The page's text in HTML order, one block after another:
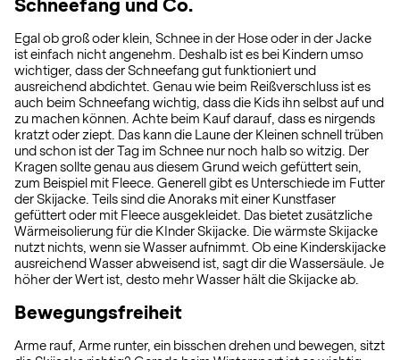
Schneefang und Co.
Egal ob groß oder klein, Schnee in der Hose oder in der Jacke
ist einfach nicht angenehm. Deshalb ist es bei Kindern umso
wichtiger, dass der Schneefang gut funktioniert und
ausreichend abdichtet. Genau wie beim Reißverschluss ist es
auch beim Schneefang wichtig, dass die Kids ihn selbst auf und
zu machen können. Achte beim Kauf darauf, dass es nirgends
kratzt oder ziept. Das kann die Laune der Kleinen schnell trüben
und schon ist der Tag im Schnee nur noch halb so witzig. Der
Kragen sollte genau aus diesem Grund weich gefüttert sein,
zum Beispiel mit Fleece. Generell gibt es Unterschiede im Futter
der Skijacke. Teils sind die Anoraks mit einer Kunstfaser
gefüttert oder mit Fleece ausgekleidet. Das bietet zusätzliche
Wärmeisolierung für die KInder Skijacke. Die wärmste Skijacke
nutzt nichts, wenn sie Wasser aufnimmt. Ob eine Kinderskijacke
ausreichend Wasser abweisend ist, sagt dir die Wassersäule. Je
höher der Wert ist, desto mehr Wasser hält die Skijacke ab.
Bewegungsfreiheit
Arme rauf, Arme runter, ein bisschen drehen und bewegen, sitzt